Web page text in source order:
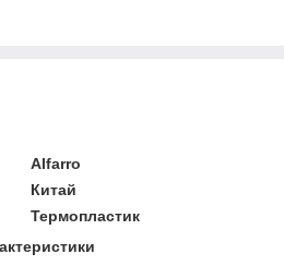
Alfarro
Китай
Термопластик